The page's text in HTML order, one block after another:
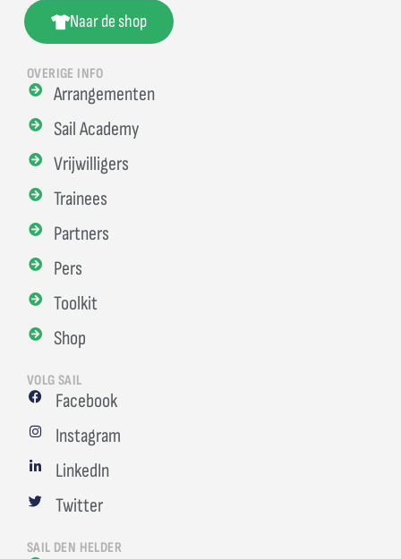
Naar de shop
OVERIGE INFO
Arrangementen
Sail Academy
Vrijwilligers
Trainees
Partners
Pers
Toolkit
Shop
VOLG SAIL
Facebook
Instagram
LinkedIn
Twitter
SAIL DEN HELDER